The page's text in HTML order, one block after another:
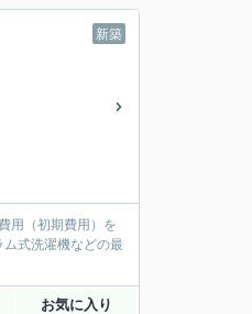
新築
お気に入り